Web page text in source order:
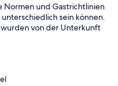
Normen und Gastrichtlinien
sein können.
von der Unterkunft